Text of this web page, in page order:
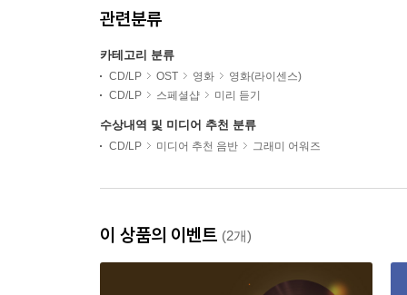
관련분류
카테고리 분류
CD/LP OST 영화
영화(라이센스)
CD/LP
스페셜샵 미리 듣기
수상내역 및 미디어 추천 분류
CD/LP 미디어 추천 음반 그래미 어워즈
이 상품의 이벤트 (2개)